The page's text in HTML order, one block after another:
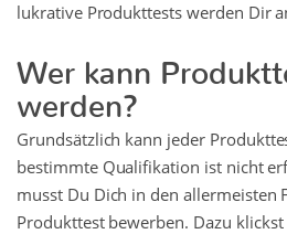
lukrative Produkttests werden Dir
Wer kann
werden?
Grundsätzlich kann jeder
bestimmte Qualifikation ist nicht
musst Du Dich in den allermeisten
Produkttest bewerben. Dazu